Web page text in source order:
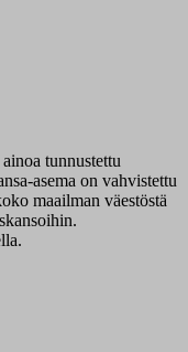
tunnustettu
asema on vahvistettu
maailman väestöstä